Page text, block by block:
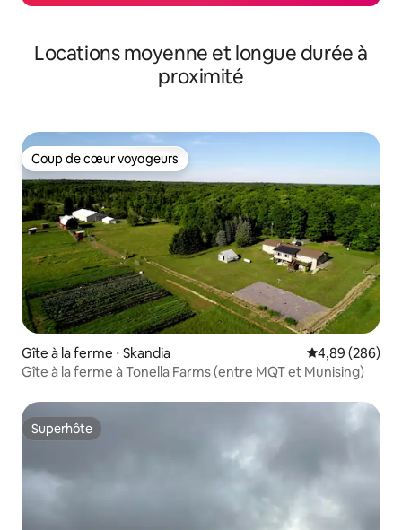
Locations moyenne et longue durée à
proximité
Coup de cœur voyageurs
Coup de cœur voyageurs
Gîte à la ferme ⋅ Skandia Évaluation
4,89 (286)
Gîte à la ferme à Tonella Farms (entre MQT et Munising)
Superhôte
Superhôte